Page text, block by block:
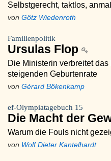
Selbstgerecht, taktlos,
von Götz Wiedenroth
Familienpolitik
Ursulas Flop
Die Ministerin verbreitet
steigenden Geburtenrate
von Gérard Bökenkamp
ef-Olympiatagebuch 15
Die Macht der
Warum die Fouls nicht
von Wolf Dieter Kantelhardt